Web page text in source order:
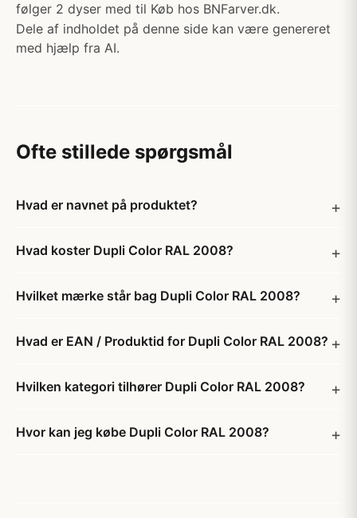
følger 2 dyser med til Køb hos BNFarver.dk.
Dele af indholdet på denne side kan være genereret
med hjælp fra AI.
Ofte stillede spørgsmål
Hvad er navnet på produktet?
Hvad koster Dupli Color RAL 2008?
Hvilket mærke står bag Dupli Color RAL 2008?
Hvad er EAN / Produktid for Dupli Color RAL 2008?
Hvilken kategori tilhører Dupli Color RAL 2008?
Hvor kan jeg købe Dupli Color RAL 2008?